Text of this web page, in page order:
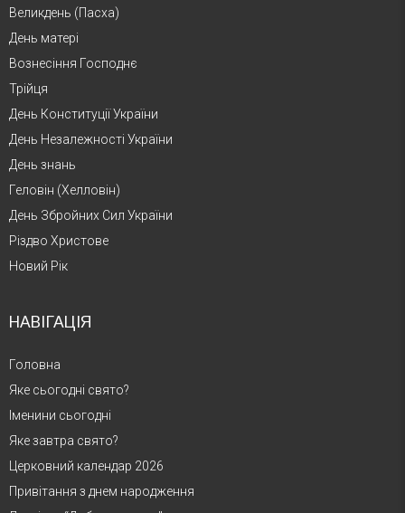
Великдень (Пасха)
День матері
Вознесіння Господнє
Трійця
День Конституції України
День Незалежності України
День знань
Геловін (Хелловін)
День Збройних Сил України
Різдво Христове
Новий Рік
НАВІГАЦІЯ
Головна
Яке сьогодні свято?
Іменини сьогодні
Яке завтра свято?
Церковний календар 2026
Привітання з днем народження